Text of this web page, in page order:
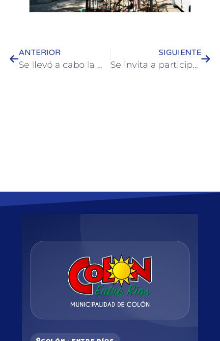
ANTERIOR
Se llevó a cabo la muestra anual de los Talleres Culturales en Colón
SIGUIENTE
Se invita a participar del concurso de decoraciones navideñas en Colón